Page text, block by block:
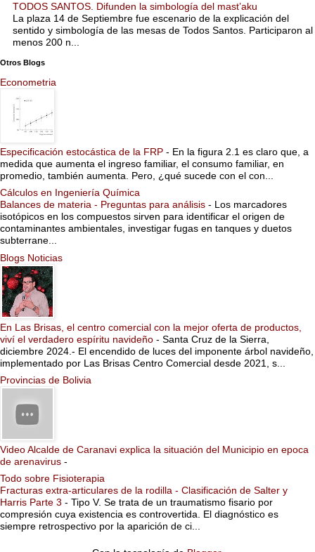
TODOS SANTOS. Difunden la simbología del mast’aku
La plaza 14 de Septiembre fue escenario de la explicación del
sentido y simbología de las mesas de Todos Santos. Participaron al
menos 200 n...
Otros Blogs
Econometria
Especificación estocástica de la FRP - En la figura 2.1 es claro que, a
medida que aumenta el ingreso familiar, el consumo familiar, en
promedio, también aumenta. Pero, ¿qué sucede con el con...
Cálculos en Ingeniería Química
Balances de materia - Preguntas para análisis - Los marcadores
isotópicos en los compuestos sirven para identificar el origen de
contaminantes ambientales, investigar fugas en tanques y duetos
subterrane...
Blogs Noticias
En Las Brisas, el centro comercial con la mejor oferta de productos,
viví el verdadero espíritu navideño - Santa Cruz de la Sierra,
diciembre 2024.- El encendido de luces del imponente árbol navideño,
implementado por Las Brisas Centro Comercial desde 2021, s...
Provincias de Bolivia
Video Alcalde de Caranavi explica la situación del Municipio en epoca
de arenavirus -
Todo sobre Fisioterapia
Fracturas extra-articulares de la rodilla - Clasificación de Salter y
Harris Parte 3 - Tipo V. Se trata de un traumatismo fisario por
compresión cuya existencia es controvertida. El diagnóstico es
siempre retrospectivo por la aparición de ci...